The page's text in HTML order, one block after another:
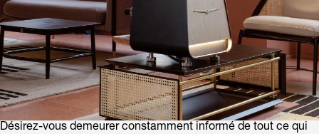
Désirez-vous demeurer constamment informé de tout ce qui